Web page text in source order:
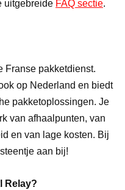
uitgebreide FAQ sectie.
Franse pakketdienst.
op Nederland en biedt
pakketoplossingen. Je
van afhaalpunten, van
en van lage kosten. Bij
aan bij!
Relay?